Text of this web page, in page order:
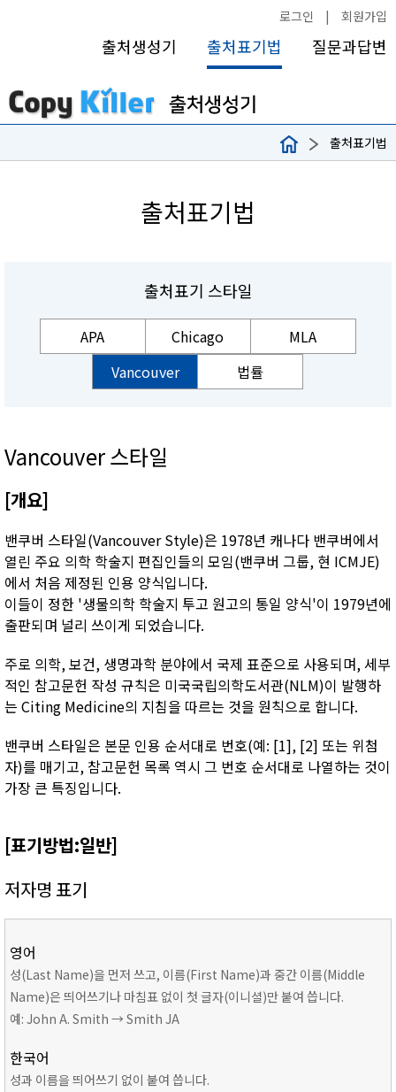
로그인 | 회원가입
출처생성기 출처표기법 질문과답변
출처표기법
출처표기법
출처표기 스타일
APA Chicago
MLA
Vancouver
법률
Vancouver 스타일
[개요]
밴쿠버 스타일(Vancouver Style)은 1978년 캐나다 밴쿠버에서
열린 주요 의학 학술지 편집인들의 모임(밴쿠버 그룹, 현 ICMJE)
에서 처음 제정된 인용 양식입니다.
이들이 정한 '생물의학 학술지 투고 원고의 통일 양식'이 1979년에
출판되며 널리 쓰이게 되었습니다.
주로 의학, 보건, 생명과학 분야에서 국제 표준으로 사용되며, 세부
적인 참고문헌 작성 규칙은 미국국립의학도서관(NLM)이 발행하
는 Citing Medicine의 지침을 따르는 것을 원칙으로 합니다.
밴쿠버 스타일은 본문 인용 순서대로 번호(예: [1], [2] 또는 위첨
자)를 매기고, 참고문헌 목록 역시 그 번호 순서대로 나열하는 것이
가장 큰 특징입니다.
[표기방법:일반]
저자명 표기
영어
성(Last Name)을 먼저 쓰고, 이름(First Name)과 중간 이름(Middle
Name)은 띄어쓰기나 마침표 없이 첫 글자(이니셜)만 붙여 씁니다.
예: John A. Smith → Smith JA
한국어
성과 이름을 띄어쓰기 없이 붙여 씁니다.